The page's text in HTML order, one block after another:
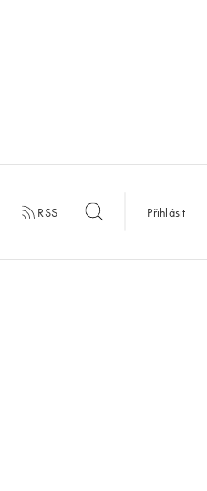
RSS Přihlásit